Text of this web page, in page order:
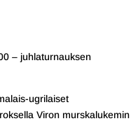
– juhlaturnauksen
ugrilaiset
Viron murskalukemin